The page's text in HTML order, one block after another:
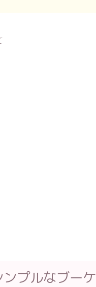
プルなブーケ